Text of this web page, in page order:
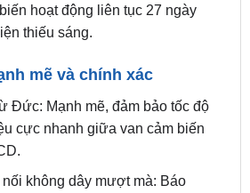
mẽ và chính xác
cực nhanh giữa van cảm biến
không dây mượt mà: Báo
thái của lốp xe, giúp bạn nắm
cách nhanh chóng và chính